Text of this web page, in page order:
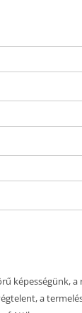
képességünk, a
a